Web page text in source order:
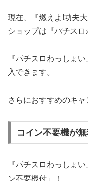
現在、『燃えよ!功夫
ショップは『パチスロ
『パチスロわっしょ
入できます。
さらにおすすめのキャ
コイン不要機が無
『パチスロわっしょ
ン不要機付」！